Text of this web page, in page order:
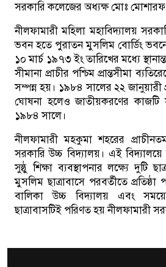
সরকারি কলেজের অধ্যক্ষ মোঃ
নীলফামারী মহিলা মহাবিদ্যালয়
ভবন হতে পুরাতন মুসলিম বোর্ডিং ভবনে
১০ মার্চ ১৯৭৩ ইং তারিখের মধ্যে
সীমানা প্রাচীর পশ্চিম প্রান্তসীমা
সম্পন্ন হয়। ১৯৮৪ সালের ২২ জানুয়ারী
ঘোষনা হলেও জাতীয়করণের কাজটি
১৯৮৪ সালে।
নীলফামারী মহকুমা শহরের
সরকারি উচ্চ বিদ্যালয়। এই
সুষ্ঠু শিক্ষা ব্যবস্থাপনার লক্ষ্যে দুটি
মুসলিম ছাত্রাবাসে পরবর্তীতে
বালিকা উচ্চ বিদ্যালয় এবং
ছাত্রাবাসটিই পরিণত হয় নীলফামারী